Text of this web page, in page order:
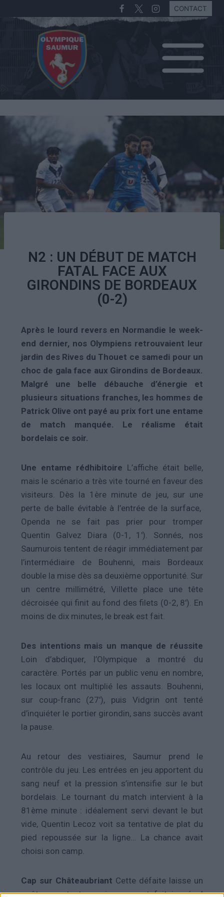
CONTACT
N2 : UN DÉBUT DE MATCH
FATAL FACE AUX
GIRONDINS DE BORDEAUX
(0-2)
Après le lourd revers en Normandie le week-
end dernier, nos Olympiens retrouvaient leur
jardin des Rives du Thouet ce samedi pour un
choc de gala face aux Girondins de Bordeaux.
Malgré une belle débauche d’énergie et
plusieurs situations franches, les hommes de
Patrick Olive ont payé au prix fort une entame
de match manquée. Le réalisme était
bordelais ce soir.
Une entame rédhibitoire L’affiche était belle,
mais le scénario a très vite tourné en faveur des
visiteurs. Dès la 1ère minute de jeu, sur une
perte de balle évitable à l’entrée de la surface,
Openda ne se fait pas prier pour tromper
Quentin Galvez Diara (0-1, 1′). Sonnés, nos
Saumurois tentent de réagir immédiatement par
l’intermédiaire de Bouhenni, mais Bordeaux
double la mise dès sa deuxième opportunité. Sur
un centre millimétré, Villette place une tête
décroisée qui finit au fond des filets (0-2, 8′). En
moins de dix minutes, le break est fait.
Des intentions mais un manque de réussite
Loin d’abdiquer, l’Olympique a montré du
caractère. Portés par un public venu en nombre,
les locaux ont multiplié les assauts. Bouhenni,
sur coup-franc (27′), puis Vidgrin ont tenté
d’inquiéter le portier girondin, sans succès avant
la pause.
Au retour des vestiaires, Saumur prend le
contrôle du jeu. Les entrées en jeu apportent du
sang neuf et la pression s’intensifie sur le but
bordelais. Le tournant du match intervient à la
81ème minute : idéalement servi devant le but
vide, Quentin Lecoz voit sa tentative de plat du
pied repoussée sur la ligne… La chance avait
choisi son camp.
Cap sur Châteaubriant Cette défaite laisse un
goût amer tant nos joueurs ont fait jeu égal